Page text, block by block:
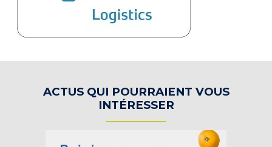
ACTUS QUI POURRAIENT VOUS
INTÉRESSER